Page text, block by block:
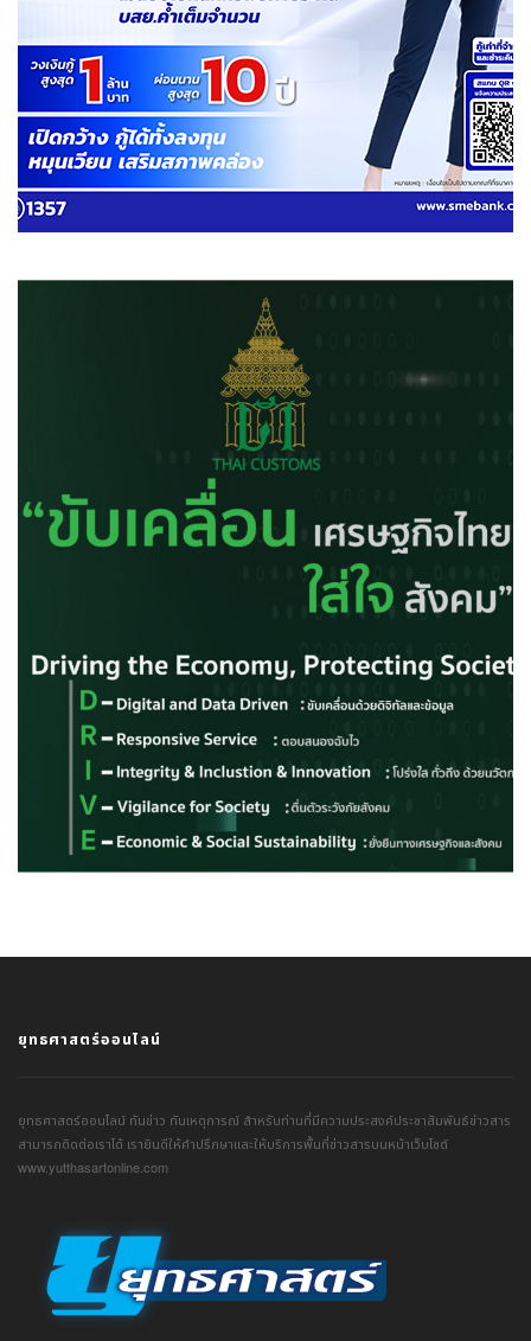
ยุทธศาสตร์ออนไลน์
ยุทธศาสตร์ออนไลน์ ทันข่าว ทันเหตุการณ์ สำหรับท่านที่มีความประสงค์ประชาสัมพันธ์ข่าวสาร
สามารถติดต่อเราได้ เรายินดีให้คำปรึกษาและให้บริการพื้นที่ข่าวสารบนหน้าเว็บไซต์
www.yutthasartonline.com